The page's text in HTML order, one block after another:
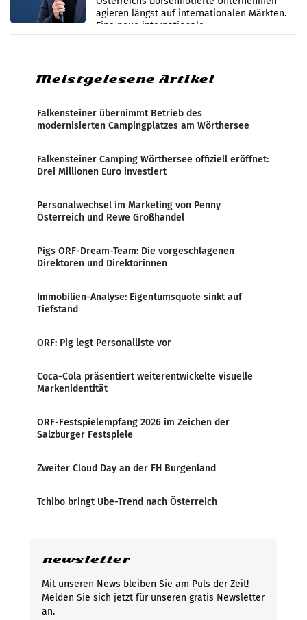
werden
agieren längst auf internationalen Märkten.
Eine neue internationale
Medienresonanzanalyse untersucht die
Meistgelesene Artikel
Falkensteiner übernimmt Betrieb des
modernisierten Campingplatzes am Wörthersee
Falkensteiner Camping Wörthersee offiziell eröffnet:
Drei Millionen Euro investiert
Personalwechsel im Marketing von Penny
Österreich und Rewe Großhandel
Pigs ORF-Dream-Team: Die vorgeschlagenen
Direktoren und Direktorinnen
Immobilien-Analyse: Eigentumsquote sinkt auf
Tiefstand
ORF: Pig legt Personalliste vor
Coca-Cola präsentiert weiterentwickelte visuelle
Markenidentität
ORF-Festspielempfang 2026 im Zeichen der
Salzburger Festspiele
Zweiter Cloud Day an der FH Burgenland
Tchibo bringt Ube-Trend nach Österreich
newsletter
Mit unseren News bleiben Sie am Puls der Zeit!
Melden Sie sich jetzt für unseren gratis Newsletter
an.